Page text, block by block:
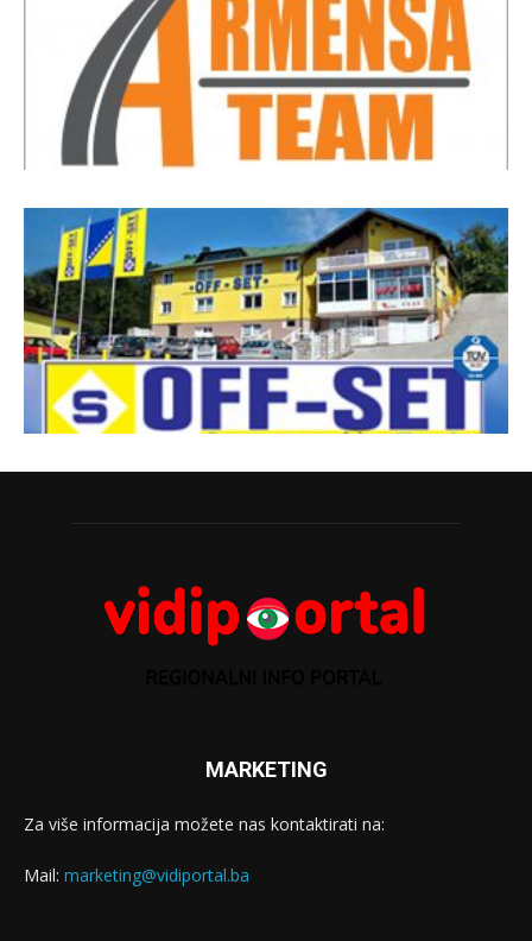
MARKETING
Za više informacija možete nas kontaktirati na:
Mail: marketing@vidiportal.ba